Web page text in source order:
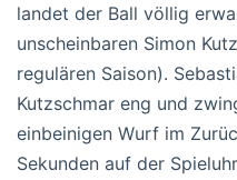
landet der Ball völlig
unscheinbaren Simon
regulären Saison).
Kutzschmar eng und
einbeinigen Wurf im
Sekunden auf der